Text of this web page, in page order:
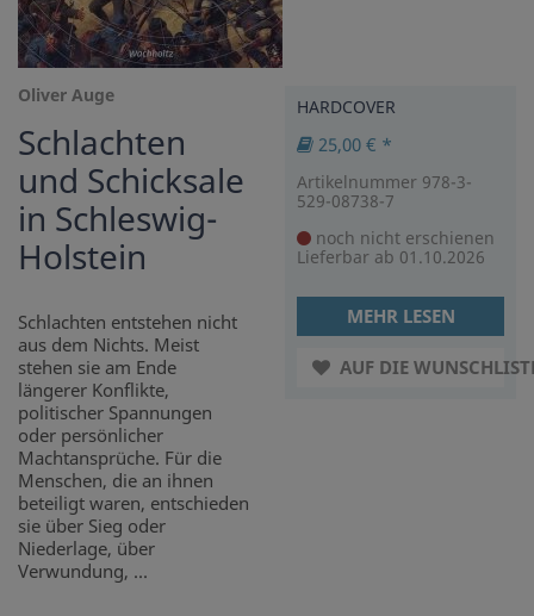
Oliver Auge
Schlachten
und Schicksale
in Schleswig-
Holstein
Schlachten entstehen nicht
aus dem Nichts. Meist
stehen sie am Ende
längerer Konflikte,
politischer Spannungen
oder persönlicher
Machtansprüche. Für die
Menschen, die an ihnen
beteiligt waren, entschieden
sie über Sieg oder
Niederlage, über
Verwundung, ...
HARDCOVER
25,00 € *
Artikelnummer 978-3-
529-08738-7
noch nicht erschienen
Lieferbar ab 01.10.2026
MEHR LESEN
AUF DIE